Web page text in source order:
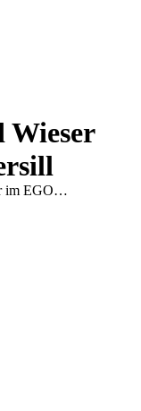
Wieser
im EGO…